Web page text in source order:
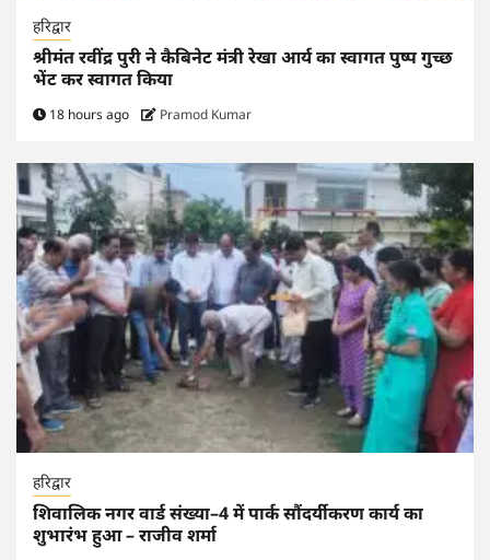
हरिद्वार
श्रीमंत रवींद्र पुरी ने कैबिनेट मंत्री रेखा आर्य का स्वागत पुष्प गुच्छ
भेंट कर स्वागत किया
18 hours ago Pramod Kumar
हरिद्वार
शिवालिक नगर वार्ड संख्या–4 में पार्क सौंदर्यीकरण कार्य का
शुभारंभ हुआ – राजीव शर्मा